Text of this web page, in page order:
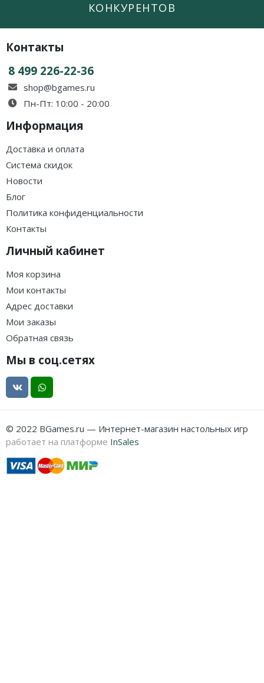
КОНКУРЕНТОВ
Контакты
8 499 226-22-36
shop@bgames.ru
Пн-Пт: 10:00 - 20:00
Информация
Доставка и оплата
Система скидок
Новости
Блог
Политика конфиденциальности
Контакты
Личный кабинет
Моя корзина
Мои контакты
Адрес доставки
Мои заказы
Обратная связь
Мы в соц.сетях
© 2022 BGames.ru — Интернет-магазин настольных игр
работает на платформе InSales